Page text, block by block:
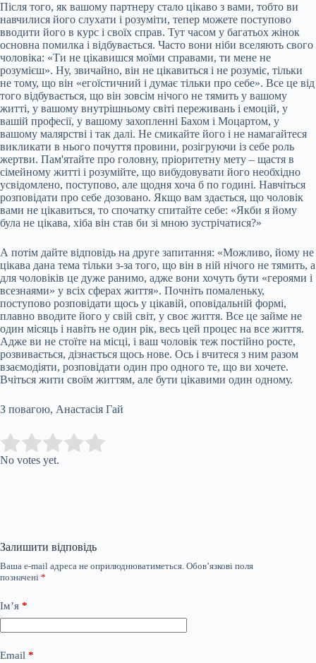
Після того, як вашому партнеру стало цікаво з вами, тобто ви
навчилися його слухати і розуміти, тепер можете поступово
вводити його в курс і своїх справ. Тут часом у багатьох жінок
основна помилка і відбувається. Часто вони ніби вселяють свого
чоловіка: «Ти не цікавишся моїми справами, ти мене не
розумієш». Ну, звичайно, він не цікавиться і не розуміє, тільки
не тому, що він «егоїстичний і думає тільки про себе». Все це від
того відбувається, що він зовсім нічого не тямить у вашому
житті, у вашому внутрішньому світі переживань і емоцій, у
вашій професії, у вашому захопленні Бахом і Моцартом, у
вашому малярстві і так далі. Не смикайте його і не намагайтеся
викликати в нього почуття провини, розігруючи із себе роль
жертви. Пам'ятайте про головну, пріоритетну мету – щастя в
сімейному житті і розумійте, що вибудовувати його необхідно
усвідомлено, поступово, але щодня хоча б по годині. Навчіться
розповідати про себе дозовано. Якщо вам здається, що чоловік
вами не цікавиться, то спочатку спитайте себе: «Якби я йому
була не цікава, хіба він став би зі мною зустрічатися?»
А потім дайте відповідь на друге запитання: «Можливо, йому не
цікава дана тема тільки з-за того, що він в ній нічого не тямить, а
для чоловіків це дуже ранимо, адже вони хочуть бути «героями і
всезнаями» у всіх сферах життя». Почніть помаленьку,
поступово розповідати щось у цікавій, оповідальній формі,
плавно вводите його у свій світ, у своє життя. Все це займе не
один місяць і навіть не один рік, весь цей процес на все життя.
Адже ви не стоїте на місці, і ваш чоловік теж постійно росте,
розвивається, дізнається щось нове. Ось і вчитеся з ним разом
взаємодіяти, розповідати один про одного те, що ви хочете.
Вчіться жити своїм життям, але бути цікавими один одному.
З повагою, Анастасія Гай
Rate this item:
No votes yet.
Залишити відповідь
Ваша e-mail адреса не оприлюднюватиметься. Обов’язкові поля
позначені *
Ім’я *
Email *